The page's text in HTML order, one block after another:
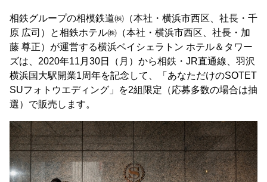
相鉄グループの相模鉄道㈱（本社・横浜市西区、社長・千
原 広司）と相鉄ホテル㈱（本社・横浜市西区、社長・加
藤 尊正）が運営する横浜ベイシェラトン ホテル＆タワー
ズは、2020年11月30日（月）から相鉄・JR直通線、羽沢
横浜国大駅開業1周年を記念して、「あなただけのSOTET
SUフォトウエディング」を2組限定（応募多数の場合は抽
選）で販売します。